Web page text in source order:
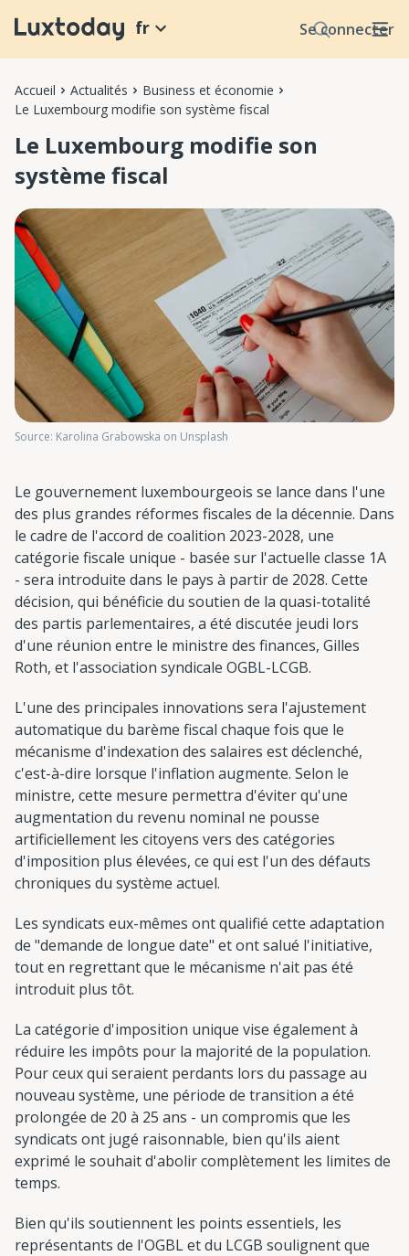
Se connecter
fr
Accueil Actualités
Business et économie
Le Luxembourg modifie son système fiscal
Le Luxembourg modifie son
système fiscal
Source: Karolina Grabowska on Unsplash
Le gouvernement luxembourgeois se lance dans l'une
des plus grandes réformes fiscales de la décennie. Dans
le cadre de l'accord de coalition 2023-2028, une
catégorie fiscale unique - basée sur l'actuelle classe 1A
- sera introduite dans le pays à partir de 2028. Cette
décision, qui bénéficie du soutien de la quasi-totalité
des partis parlementaires, a été discutée jeudi lors
d'une réunion entre le ministre des finances, Gilles
Roth, et l'association syndicale OGBL-LCGB.
L'une des principales innovations sera l'ajustement
automatique du barème fiscal chaque fois que le
mécanisme d'indexation des salaires est déclenché,
c'est-à-dire lorsque l'inflation augmente. Selon le
ministre, cette mesure permettra d'éviter qu'une
augmentation du revenu nominal ne pousse
artificiellement les citoyens vers des catégories
d'imposition plus élevées, ce qui est l'un des défauts
chroniques du système actuel.
Les syndicats eux-mêmes ont qualifié cette adaptation
de "demande de longue date" et ont salué l'initiative,
tout en regrettant que le mécanisme n'ait pas été
introduit plus tôt.
La catégorie d'imposition unique vise également à
réduire les impôts pour la majorité de la population.
Pour ceux qui seraient perdants lors du passage au
nouveau système, une période de transition a été
prolongée de 20 à 25 ans - un compromis que les
syndicats ont jugé raisonnable, bien qu'ils aient
exprimé le souhait d'abolir complètement les limites de
temps.
Bien qu'ils soutiennent les points essentiels, les
représentants de l'OGBL et du LCGB soulignent que